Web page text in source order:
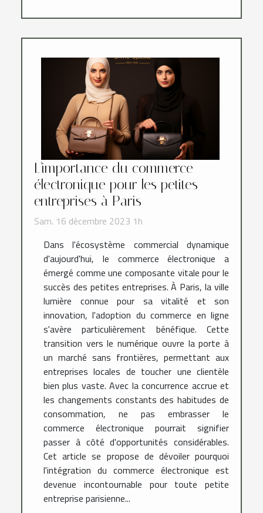
L'importance du commerce
électronique pour les petites
entreprises à Paris
Sam. 16 décembre 2023 1h
Dans l'écosystème commercial dynamique
d'aujourd'hui, le commerce électronique a
émergé comme une composante vitale pour le
succès des petites entreprises. À Paris, la ville
lumière connue pour sa vitalité et son
innovation, l'adoption du commerce en ligne
s'avère particulièrement bénéfique. Cette
transition vers le numérique ouvre la porte à
un marché sans frontières, permettant aux
entreprises locales de toucher une clientèle
bien plus vaste. Avec la concurrence accrue et
les changements constants des habitudes de
consommation, ne pas embrasser le
commerce électronique pourrait signifier
passer à côté d'opportunités considérables.
Cet article se propose de dévoiler pourquoi
l'intégration du commerce électronique est
devenue incontournable pour toute petite
entreprise parisienne...